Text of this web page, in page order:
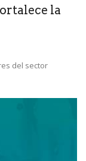
la
del sector